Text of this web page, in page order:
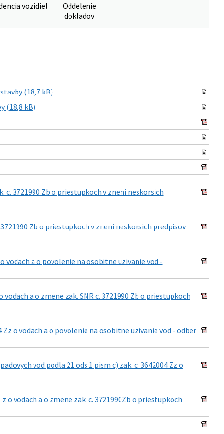
vozidiel
Oddelenie
dokladov
(18,7 kB)
(18,8 kB)
c. 3721990 Zb o priestupkoch v zneni neskorsich
Zb o priestupkoch v zneni neskorsich predpisov
vodach a o povolenie na osobitne uzivanie vod -
a o zmene zak. SNR c. 3721990 Zb o priestupkoch
o vodach a o povolenie na osobitne uzivanie vod - odber
vod podla 21 ods 1 pism c) zak. c. 3642004 Zz o
o vodach a o zmene zak. c. 3721990Zb o priestupkoch